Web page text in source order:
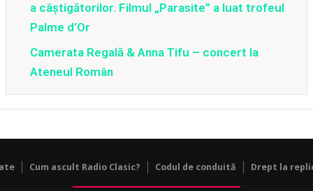
a câștigătorilor. Filmul „Parasite” a luat trofeul
Palme d’Or
Camerata Regală & Anna Tifu – concert la
Ateneul Român
Cum ascult Radio Clasic? Codul de conduită Drept la